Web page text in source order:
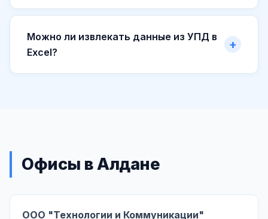
Можно ли извлекать данные из УПД в
Excel?
Офисы в Алдане
ООО "Технологии и Коммуникации"